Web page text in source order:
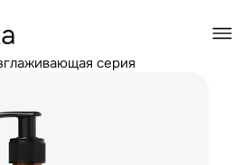
серия